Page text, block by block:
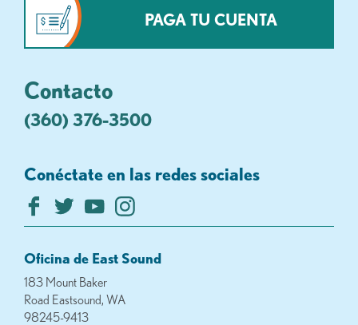
PAGA TU CUENTA
Contacto
(360) 376-3500
Conéctate en las redes sociales
Oficina de East Sound
183 Mount Baker
Road Eastsound, WA
98245-9413